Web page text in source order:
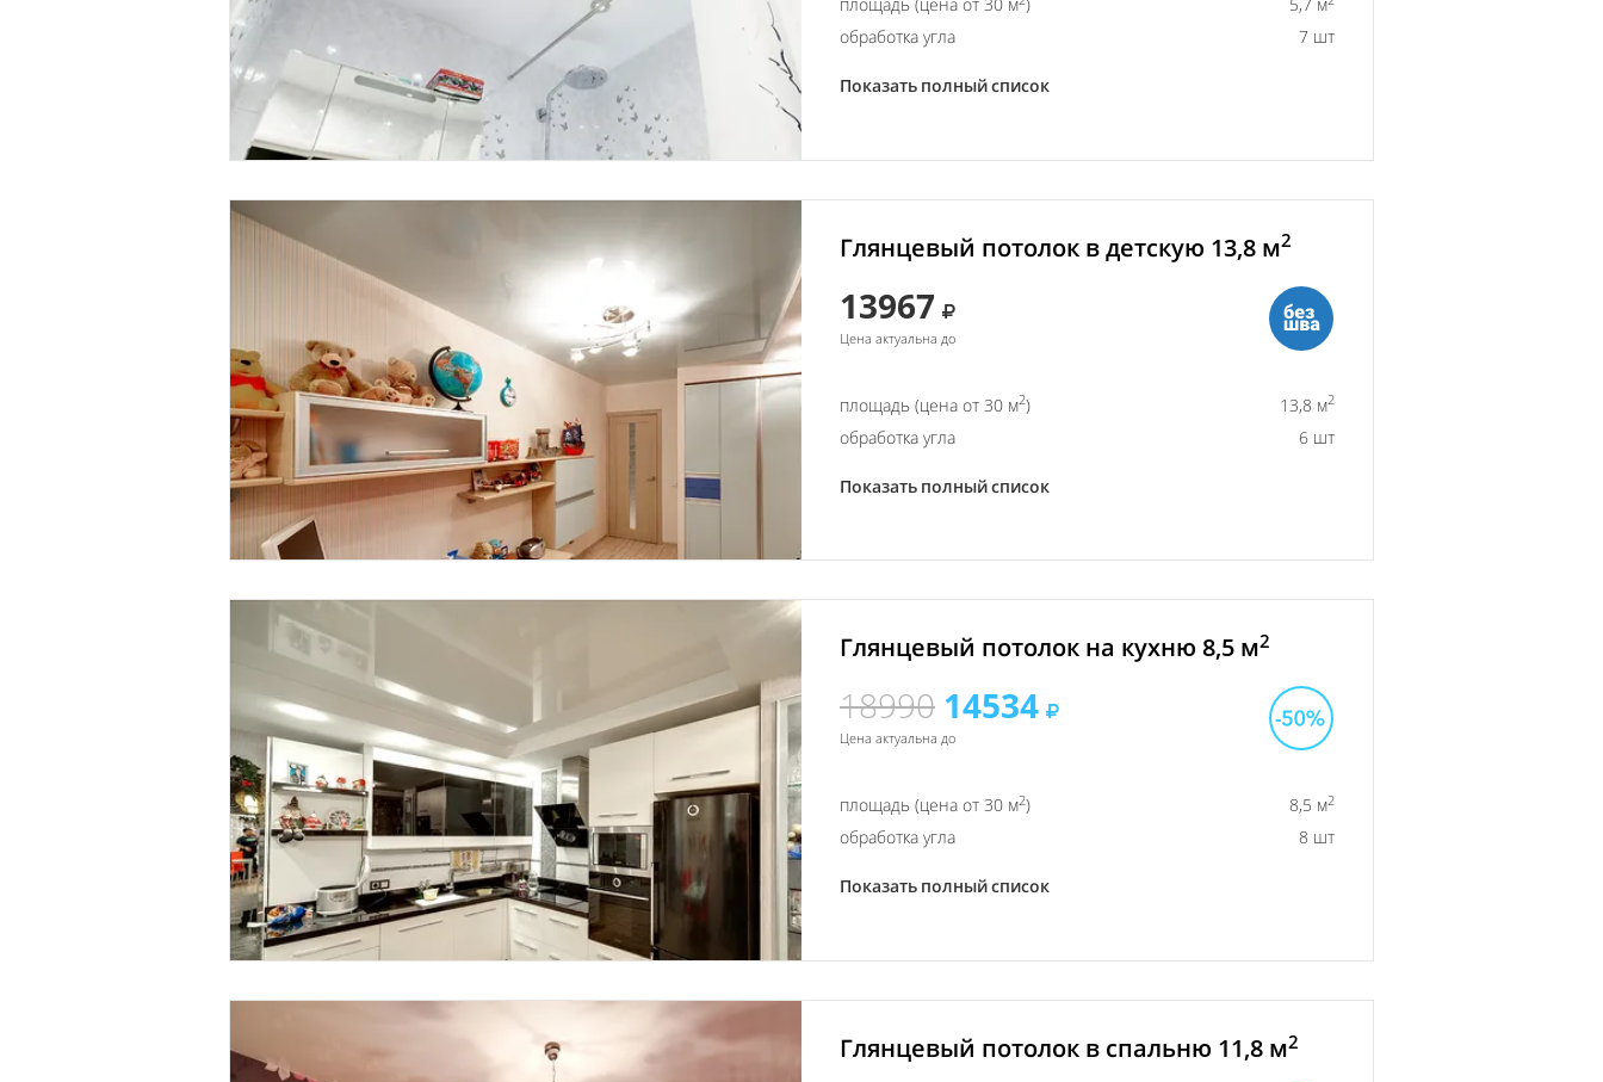
обработка угла 7 шт
Показать полный список
Глянцевый потолок в детскую 13,8 м2
13967
Цена актуальна до
площадь (цена от 30 м2) 13,8 м2
обработка угла 6 шт
Показать полный список
Глянцевый потолок на кухню 8,5 м2
18990 14534
Цена актуальна до
площадь (цена от 30 м2) 8,5 м2
обработка угла 8 шт
Показать полный список
Глянцевый потолок в спальню 11,8 м2